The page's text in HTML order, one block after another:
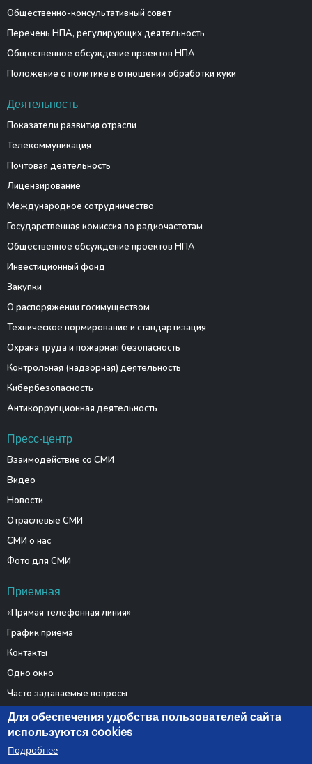
Общественно-консультативный совет
Перечень НПА, регулирующих деятельность
Общественное обсуждение проектов НПА
Положение о политике в отношении обработки куки
Деятельность
Показатели развития отрасли
Телекоммуникация
Почтовая деятельность
Лицензирование
Международное сотрудничество
Государственная комиссия по радиочастотам
Общественное обсуждение проектов НПА
Инвестиционный фонд
Закупки
О распоряжении госимуществом
Техническое нормирование и стандартизация
Охрана труда и пожарная безопасность
Контрольная (надзорная) деятельность
Кибербезопасность
Антикоррупционная деятельность
Пресс-центр
Взаимодействие со СМИ
Видео
Новости
Отраслевые СМИ
СМИ о нас
Фото для СМИ
Приемная
«Прямая телефонная линия»
График приема
Контакты
Одно окно
Часто задаваемые вопросы
Электронные обращения
Для обеспечения удобства пользователей сайта
используются cookies
Подробнее